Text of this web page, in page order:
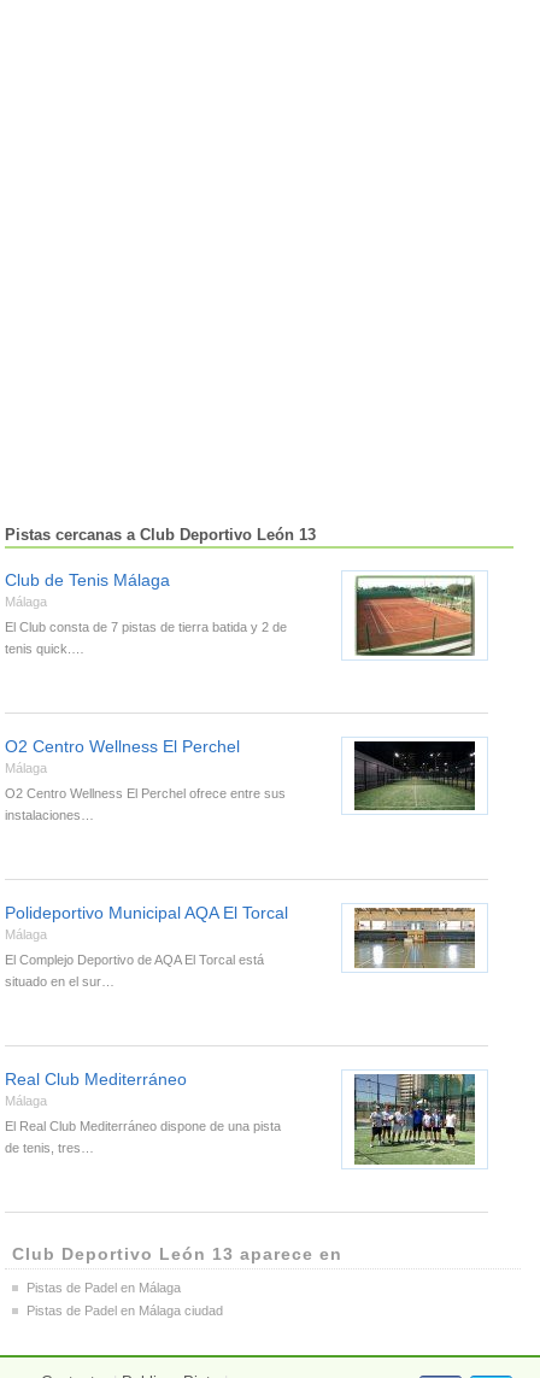
Pistas cercanas a Club Deportivo León 13
Club de Tenis Málaga
Málaga
El Club consta de 7 pistas de tierra batida y 2 de
tenis quick.…
O2 Centro Wellness El Perchel
Málaga
O2 Centro Wellness El Perchel ofrece entre sus
instalaciones…
Polideportivo Municipal AQA El Torcal
Málaga
El Complejo Deportivo de AQA El Torcal está
situado en el sur…
Real Club Mediterráneo
Málaga
El Real Club Mediterráneo dispone de una pista
de tenis, tres…
Club Deportivo León 13 aparece en
Pistas de Padel en Málaga
Pistas de Padel en Málaga ciudad